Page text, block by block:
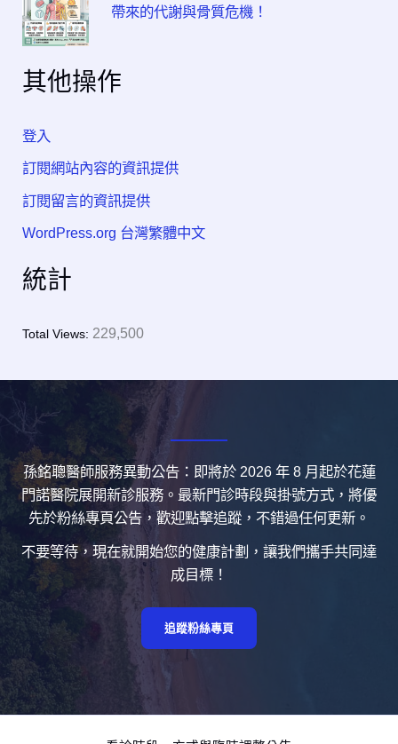
帶來的代謝與骨質危機！
其他操作
登入
訂閱網站內容的資訊提供
訂閱留言的資訊提供
WordPress.org 台灣繁體中文
統計
Total Views: 229,500
孫銘聰醫師服務異動公告：即將於 2026 年 8 月起於花蓮
門諾醫院展開新診服務。最新門診時段與掛號方式，將優
先於粉絲專頁公告，歡迎點擊追蹤，不錯過任何更新。
不要等待，現在就開始您的健康計劃，讓我們攜手共同達
成目標！
追蹤粉絲專頁